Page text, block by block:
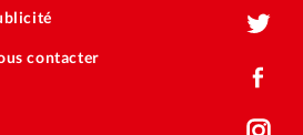
contacter